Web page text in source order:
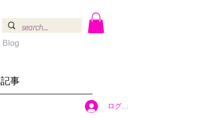
Blog
ログイン
事